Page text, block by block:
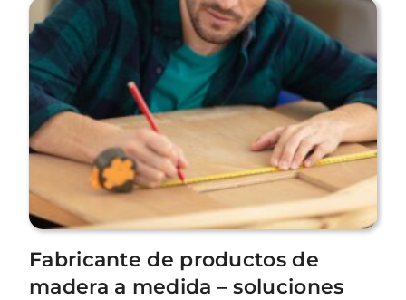
Fabricante de productos de
madera a medida – soluciones